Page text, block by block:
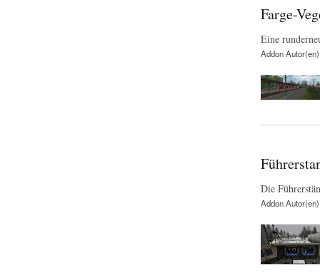
Farge-
Eine
Addon Autor(en)
Die
Addon Autor(en)